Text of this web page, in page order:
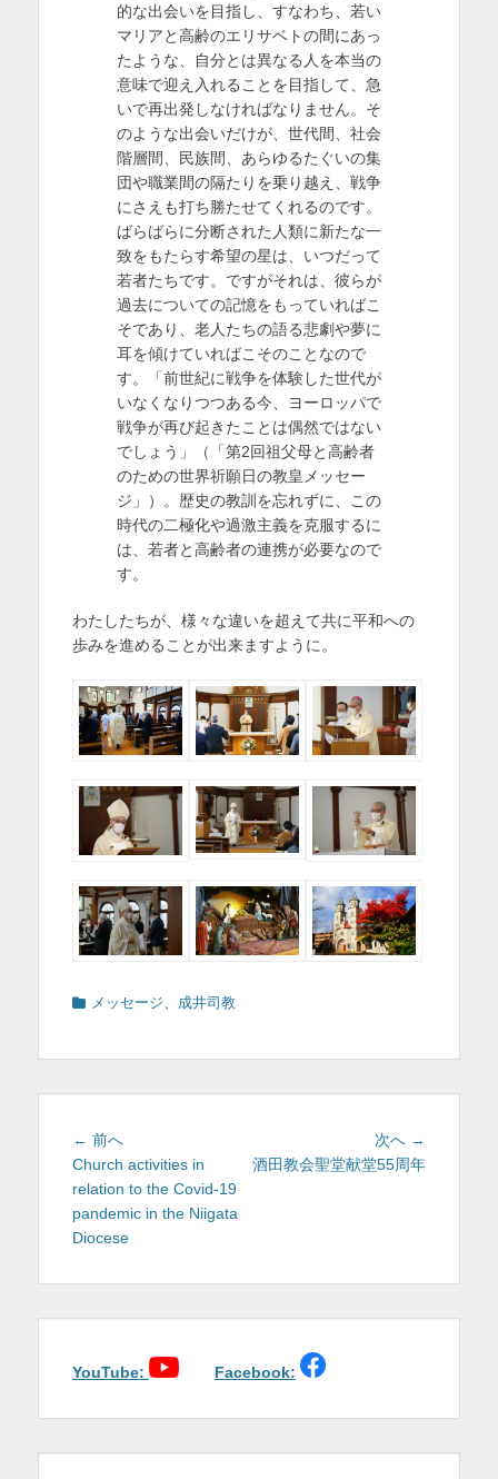
的な出会いを目指し、すなわち、若い
マリアと高齢のエリサベトの間にあっ
たような、自分とは異なる人を本当の
意味で迎え入れることを目指して、急
いで再出発しなければなりません。そ
のような出会いだけが、世代間、社会
階層間、民族間、あらゆるたぐいの集
団や職業間の隔たりを乗り越え、戦争
にさえも打ち勝たせてくれるのです。
ばらばらに分断された人類に新たな一
致をもたらす希望の星は、いつだって
若者たちです。ですがそれは、彼らが
過去についての記憶をもっていればこ
そであり、老人たちの語る悲劇や夢に
耳を傾けていればこそのことなので
す。「前世紀に戦争を体験した世代が
いなくなりつつある今、ヨーロッパで
戦争が再び起きたことは偶然ではない
でしょう」（「第2回祖父母と高齢者
のための世界祈願日の教皇メッセー
ジ」）。歴史の教訓を忘れずに、この
時代の二極化や過激主義を克服するに
は、若者と高齢者の連携が必要なので
す。
わたしたちが、様々な違いを超えて共に平和への
歩みを進めることが出来ますように。
カ メッセージ 成井司教
投
稿
ナ
ビ
ゲ
ョ
← 前へ
の
投
稿:
Church activities in
relation to the Covid-19
pandemic in the Niigata
Diocese
次へ →
の
酒田教会聖堂献堂55周年
YouTube: Facebook: